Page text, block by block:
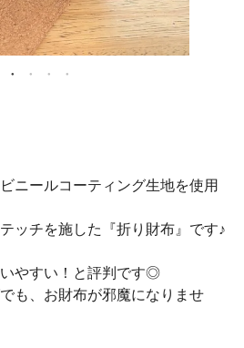
ニールコーティング生地を使用
ッチを施した『折り財布』です♪
やすい！と評判です◎
も、お財布が邪魔になりませ